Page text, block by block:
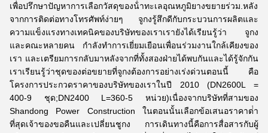
เพื่อปรึกษาปัญหาการเลือกวัสดุของน้ําทะเลอุณหภูมิยางขยายร่วม.หลัง
จากการติดต่อทางโทรศัพท์ง่ายๆ จูกงรู้สึกดีกับกระบวนการผลิตและ
ความแข็งแรงทางเทคนิคของบริษัทของเราเรายังได้เรียนรู้ว่า จูกง
และคณะหลายคน กําลังทําการเยี่ยมเยือนเพื่อนร่วมงานใกล้เคียงของ
เรา และเตรียมการกลับมาหลังจากที่ทั้งสองฝ่ายได้พบกันและได้รู้จักกัน
เราเรียนรู้ว่าชุดของต่อขยายที่จูกงต้องการอย่างเร่งด่วนตอนนี้ คือ
โครงการประกวดราคาของบริษัทของเราในปี 2010 (DN2600L =
400-9 ชุด;DN2400 L=360-5 หน่วย)เนื่องจากบริษัทที่สามของ
Shandong Power Construction ในตอนนั้นเลือกข้อเสนอราคาต่ํา
ที่สุดเจ้าของขอคืนและเปลี่ยนชูกง การเดินทางนี้คือการสื่อสารกับผู้